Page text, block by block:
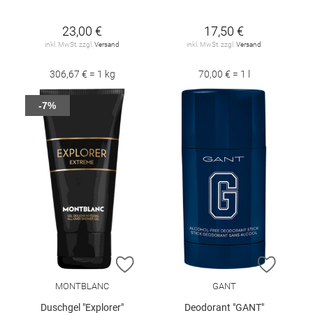
23,00 €
inkl. MwSt. zzgl. Versand
306,67 € = 1 kg
17,50 €
inkl. MwSt. zzgl. Versand
70,00 € = 1 l
ZUR WUNSCHLISTE HINZUFÜGEN
MONTBLANC
Duschgel "Explorer"
-7%
ZUR
GANT
Deodorant "GANT"